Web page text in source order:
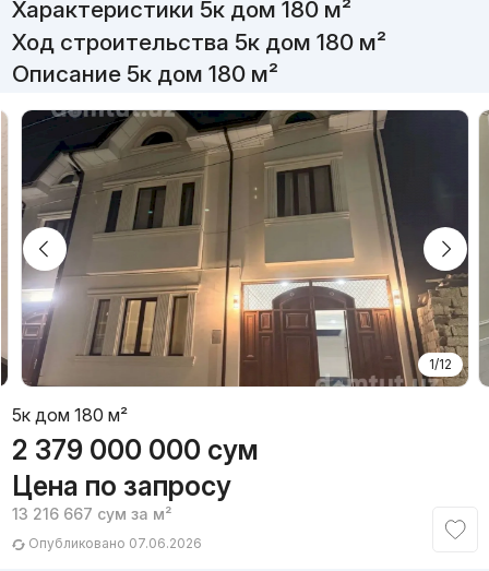
Характеристики 5к дом 180 м²
Ход строительства 5к дом 180 м²
Описание 5к дом 180 м²
1/12
5к дом 180 м²
2 379 000 000 сум
Цена по запросу
13 216 667 сум за м²
Опубликовано 07.06.2026